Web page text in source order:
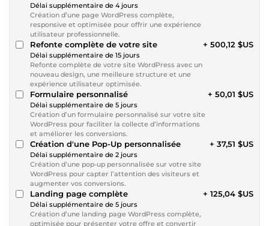
Délai supplémentaire de 4 jours
Création d’une page WordPress complète,
responsive et optimisée pour offrir une expérience
utilisateur professionnelle.
Refonte complète de votre site
Délai supplémentaire de 15 jours
Refonte complète de votre site WordPress avec un
nouveau design, une meilleure structure et une
expérience utilisateur optimisée.
+ 500,12 $US
Formulaire personnalisé
Délai supplémentaire de 5 jours
Création d’un formulaire personnalisé sur votre site
WordPress pour faciliter la collecte d’informations
et améliorer les conversions.
+ 50,01 $US
Création d'une Pop-Up personnalisée
Délai supplémentaire de 2 jours
Création d’une pop-up personnalisée sur votre site
WordPress pour capter l’attention des visiteurs et
augmenter vos conversions.
+ 37,51 $US
Landing page complète
Délai supplémentaire de 5 jours
Création d’une landing page WordPress complète,
optimisée pour présenter votre offre et convertir
+ 125,04 $US